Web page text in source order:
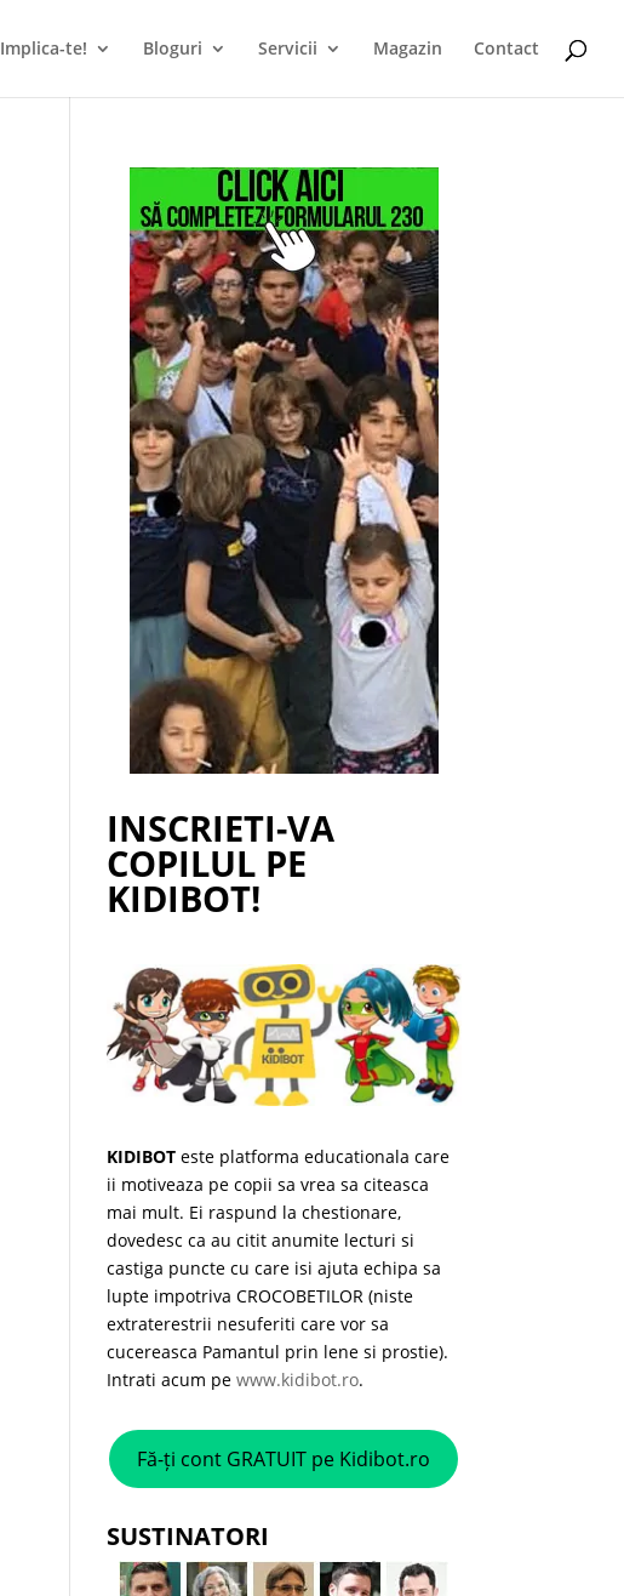
Implica-te! Bloguri Servicii Magazin Contact
INSCRIETI-VA
COPILUL PE
KIDIBOT!
KIDIBOT este platforma educationala care
ii motiveaza pe copii sa vrea sa citeasca
mai mult. Ei raspund la chestionare,
dovedesc ca au citit anumite lecturi si
castiga puncte cu care isi ajuta echipa sa
lupte impotriva CROCOBETILOR (niste
extraterestrii nesuferiti care vor sa
cucereasca Pamantul prin lene si prostie).
Intrati acum pewww.kidibot.ro.
Fă-ți cont GRATUIT pe Kidibot.ro
SUSTINATORI